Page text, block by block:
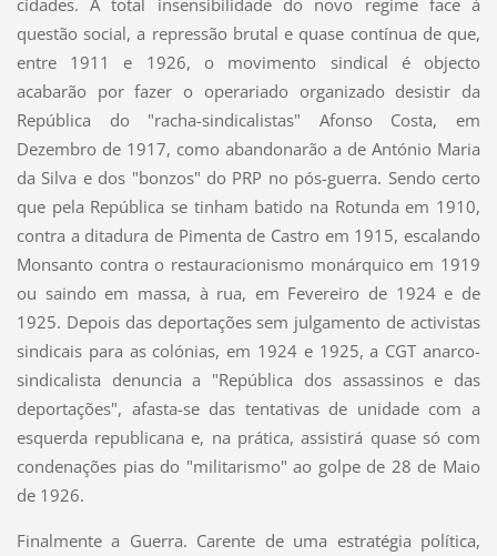
questão social, a repressão brutal e quase contínua de que,
entre 1911 e 1926, o movimento sindical é objecto
acabarão por fazer o operariado organizado desistir da
República do "racha-sindicalistas" Afonso Costa, em
Dezembro de 1917, como abandonarão a de António Maria
da Silva e dos "bonzos" do PRP no pós-guerra. Sendo certo
que pela República se tinham batido na Rotunda em 1910,
contra a ditadura de Pimenta de Castro em 1915, escalando
Monsanto contra o restauracionismo monárquico em 1919
ou saindo em massa, à rua, em Fevereiro de 1924 e de
1925. Depois das deportações sem julgamento de activistas
sindicais para as colónias, em 1924 e 1925, a CGT anarco-
sindicalista denuncia a "República dos assassinos e das
deportações", afasta-se das tentativas de unidade com a
esquerda republicana e, na prática, assistirá quase só com
condenações pias do "militarismo" ao golpe de 28 de Maio
de 1926.
Finalmente a Guerra. Carente de uma estratégia política,